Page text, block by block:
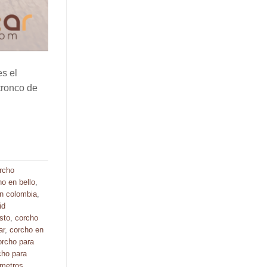
el
de
en bello
colombia
corcho
, corcho en
para
para